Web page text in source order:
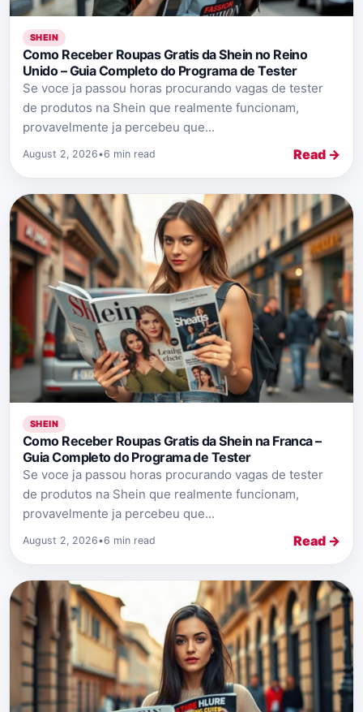
SHEIN
Como Receber Roupas Gratis da Shein no Reino
Unido – Guia Completo do Programa de Tester
Se voce ja passou horas procurando vagas de tester
de produtos na Shein que realmente funcionam,
provavelmente ja percebeu que...
August 2, 2026•6 min read Read →
SHEIN
Como Receber Roupas Gratis da Shein na Franca –
Guia Completo do Programa de Tester
Se voce ja passou horas procurando vagas de tester
de produtos na Shein que realmente funcionam,
provavelmente ja percebeu que...
August 2, 2026•6 min read Read →